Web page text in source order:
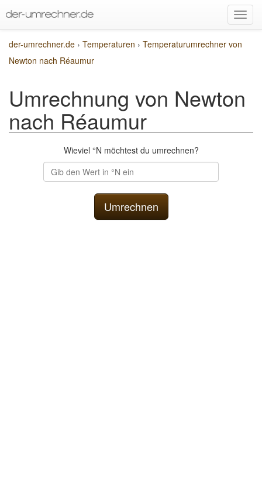
der-umrechner.de › Temperaturen › Temperaturumrechner von
Newton nach Réaumur
Umrechnung von Newton
nach Réaumur
Wieviel °N möchtest du umrechnen?